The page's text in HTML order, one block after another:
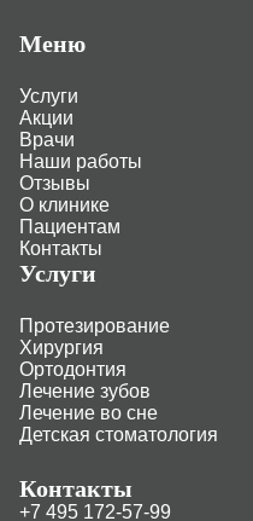
Меню
Услуги
Акции
Врачи
Наши работы
Отзывы
О клинике
Пациентам
Контакты
Услуги
Протезирование
Хирургия
Ортодонтия
Лечение зубов
Лечение во сне
Детская стоматология
Контакты
+7 495 172-57-99